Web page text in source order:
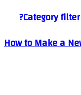
Category
How to Make a